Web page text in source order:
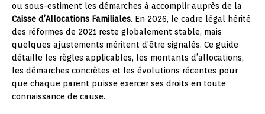
ou sous-estiment les démarches à accomplir auprès de la
Caisse d’Allocations Familiales. En 2026, le cadre légal hérité
des réformes de 2021 reste globalement stable, mais
quelques ajustements méritent d’être signalés. Ce guide
détaille les règles applicables, les montants d’allocations,
les démarches concrètes et les évolutions récentes pour
que chaque parent puisse exercer ses droits en toute
connaissance de cause.